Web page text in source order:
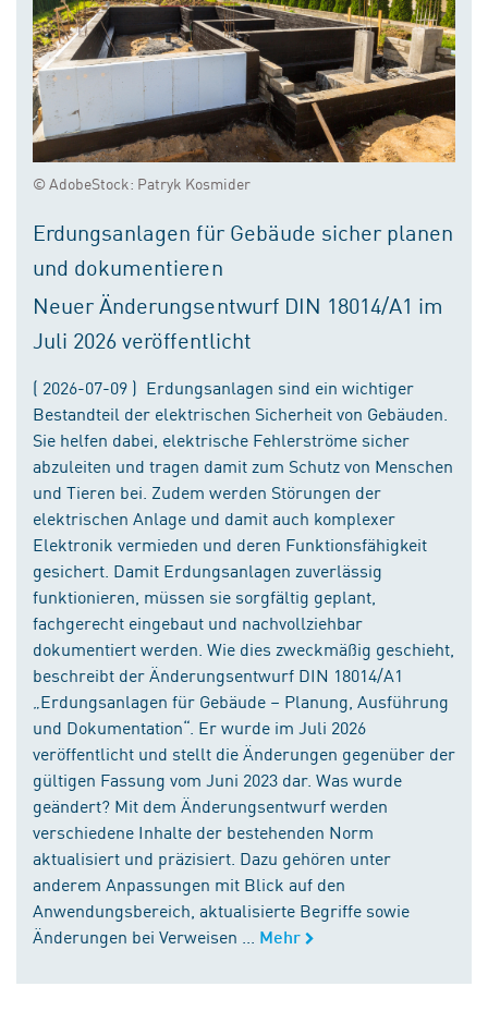
© AdobeStock: Patryk Kosmider
Erdungsanlagen für Gebäude sicher planen
und dokumentieren
Neuer Änderungsentwurf DIN 18014/A1 im
Juli 2026 veröffentlicht
( 2026-07-09 ) Erdungsanlagen sind ein wichtiger
Bestandteil der elektrischen Sicherheit von Gebäuden.
Sie helfen dabei, elektrische Fehlerströme sicher
abzuleiten und tragen damit zum Schutz von Menschen
und Tieren bei. Zudem werden Störungen der
elektrischen Anlage und damit auch komplexer
Elektronik vermieden und deren Funktionsfähigkeit
gesichert. Damit Erdungsanlagen zuverlässig
funktionieren, müssen sie sorgfältig geplant,
fachgerecht eingebaut und nachvollziehbar
dokumentiert werden. Wie dies zweckmäßig geschieht,
beschreibt der Änderungsentwurf DIN 18014/A1
„Erdungsanlagen für Gebäude – Planung, Ausführung
und Dokumentation“. Er wurde im Juli 2026
veröffentlicht und stellt die Änderungen gegenüber der
gültigen Fassung vom Juni 2023 dar. Was wurde
geändert? Mit dem Änderungsentwurf werden
verschiedene Inhalte der bestehenden Norm
aktualisiert und präzisiert. Dazu gehören unter
anderem Anpassungen mit Blick auf den
Anwendungsbereich, aktualisierte Begriffe sowie
Änderungen bei Verweisen ...
Mehr